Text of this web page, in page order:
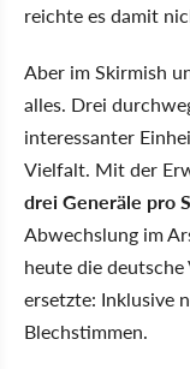
reichte es damit
Aber im Skirmish
alles. Drei
interessanter
Vielfalt. Mit der
drei Generäle pro
Abwechslung im
heute die
ersetzte: Inklusive
Blechstimmen.